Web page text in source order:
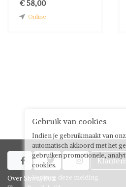
€ 58,00
Online
  
Over ShwayBox
Gebruik van cookies
Indien je gebruikmaakt van
automatisch akkoord met het
gebruiken promotionele,
cookies.
Verberg deze melding